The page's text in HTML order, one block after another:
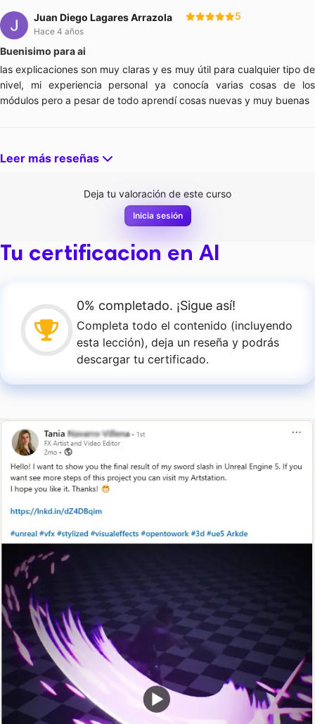
Juan Diego Lagares Arrazola
Hace 4 años
5
Buenisimo para ai
las explicaciones son muy claras y es muy útil para cualquier tipo de
nivel, mi experiencia personal ya conocía varias cosas de los
módulos pero a pesar de todo aprendí cosas nuevas y muy buenas
Leer más reseñas
Deja tu valoración de este curso
Inicia sesión
Tu certificacion en AI
0% completado. ¡Sigue así!
Completa todo el contenido (incluyendo
esta lección), deja un reseña y podrás
descargar tu certificado.